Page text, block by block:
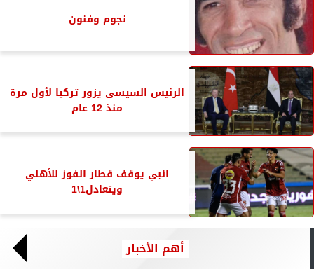
نجوم وفنون
الرئيس السيسى يزور تركيا لأول مرة
منذ 12 عام
انبي يوقف قطار الفوز للأهلي
ويتعادل1\1
أهم الأخبار